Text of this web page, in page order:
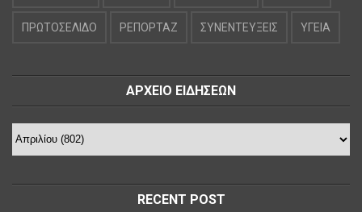
ΠΡΩΤΟΣΕΛΙΔΟ ΡΕΠΟΡΤΑΖ ΣΥΝΕΝΤΕΥΞΕΙΣ ΥΓΕΙΑ
ΑΡΧΕΙΟ ΕΙΔΗΣΕΩΝ
RECENT POST